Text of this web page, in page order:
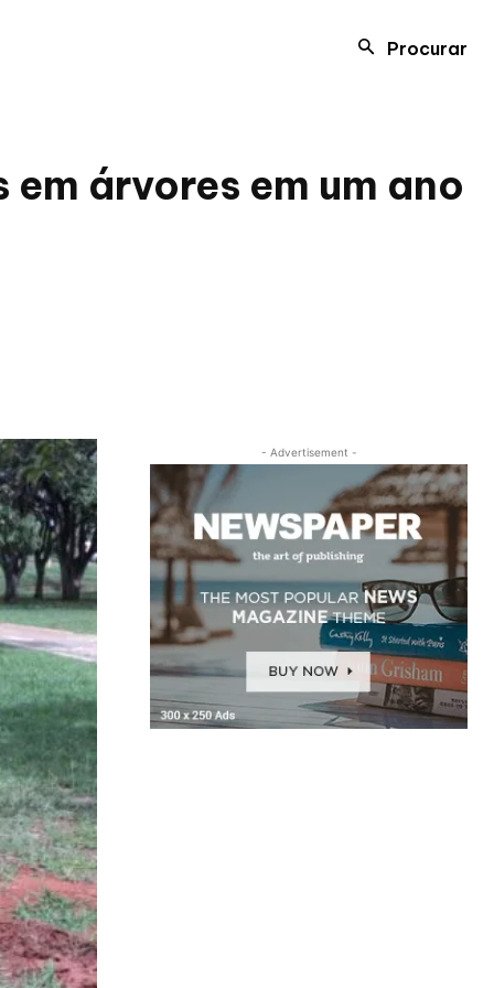
Procurar
árvores em um ano
- Advertisement -